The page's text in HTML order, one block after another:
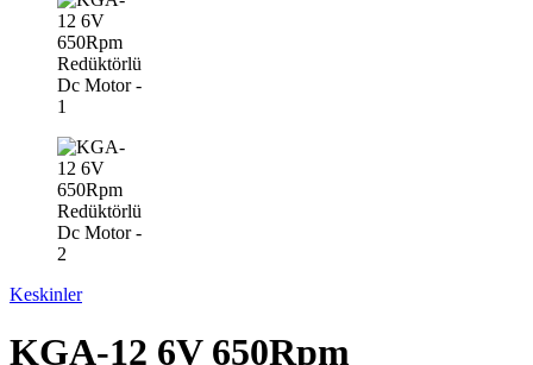
Keskinler
KGA-12 6V 650Rpm